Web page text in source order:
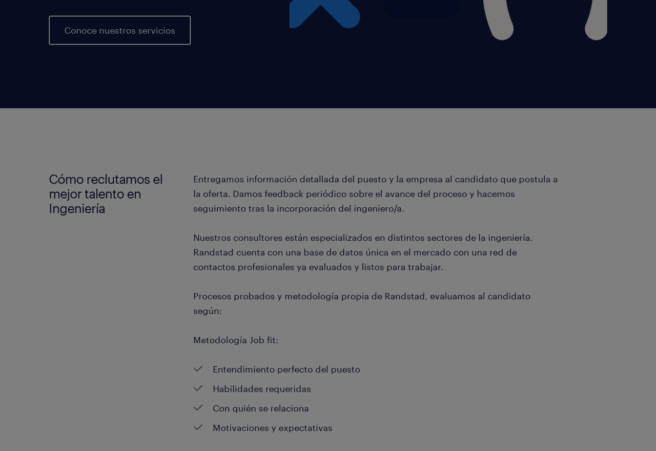
Conoce nuestros servicios
Cómo reclutamos el
mejor talento en
Ingeniería
Entregamos información detallada del puesto y la empresa al candidato que postula a
la oferta. Damos feedback periódico sobre el avance del proceso y hacemos
seguimiento tras la incorporación del ingeniero/a.
Nuestros consultores están especializados en distintos sectores de la ingeniería.
Randstad cuenta con una base de datos única en el mercado con una red de
contactos profesionales ya evaluados y listos para trabajar.
Procesos probados y metodología propia de Randstad, evaluamos al candidato
según:
Metodología Job fit:
Entendimiento perfecto del puesto
Habilidades requeridas
Con quién se relaciona
Motivaciones y expectativas